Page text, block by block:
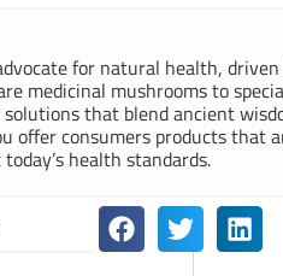
for natural health,
medicinal mushrooms to
that blend ancient
offer consumers products that
health standards.